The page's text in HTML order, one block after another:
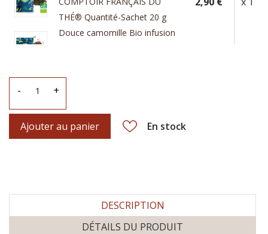
THÉ® Quantité-Sachet 20 g
Douce camomille Bio infusion
La belle échapée bio infusion
DU THÉ® Quantité-Sachet 20 g
Verger énergisant Maté bio
infusion plantes - COMPTOIR
- +
Ajouter au panier En stock
DESCRIPTION
DÉTAILS DU PRODUIT